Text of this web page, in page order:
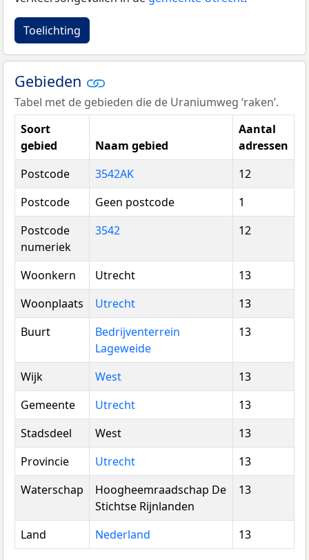
Toelichting
Gebieden
Tabel met de gebieden die de Uraniumweg ‘raken’.
Soort
gebied
Naam gebied
Aantal
adressen
Postcode
3542AK
12
Postcode
Geen postcode
1
Postcode
numeriek
3542 12
Woonkern Utrecht
13
Woonplaats
Utrecht
13
Buurt
Bedrijventerrein
Lageweide
13
Wijk West
13
Gemeente
Utrecht
13
Stadsdeel
West
13
Provincie
Utrecht
13
Waterschap
Hoogheemraadschap De
Stichtse Rijnlanden
13
Land Nederland 13